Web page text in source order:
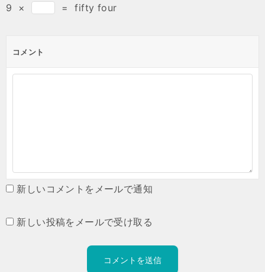
9 × = fifty four
コメント
新しいコメントをメールで通知
新しい投稿をメールで受け取る